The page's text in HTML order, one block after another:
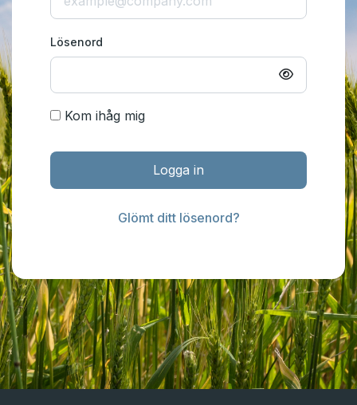
Lösenord
Kom ihåg mig
Logga in
Glömt ditt lösenord?